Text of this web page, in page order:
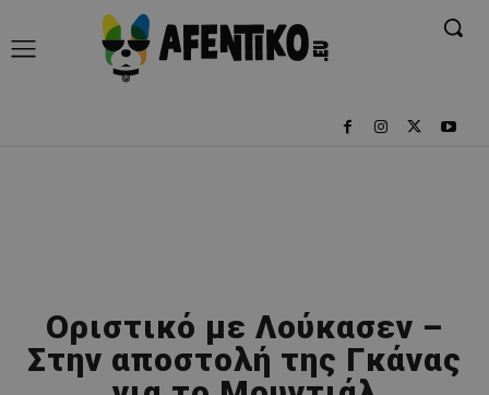
Οριστικό με Λούκασεν –
Στην αποστολή της Γκάνας